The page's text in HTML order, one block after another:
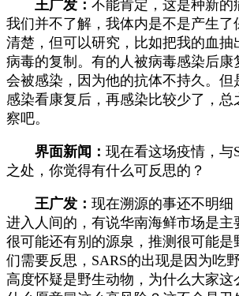
王广发： 不能肯定，这是种新的
我们并不了解，我体内是不是产生了
清楚，但可以研究，比如把我的血抽
病毒的复制。有的人被病毒感染后康
会被感染，因为他的抗体不持久。但
感染看康复后，再感染比较少了，总
察吧。
界面新闻： 现在看这场疫情，与
之处，你觉得有什么可反思的？
王广发： 现在溯源的事还不明细
进入人间的，有说华南海鲜市场是主
很可能还有别的源泉，推测很可能是
们需要反思，SARS的出现是因为吃
高度怀疑是野生动物，为什么大家这